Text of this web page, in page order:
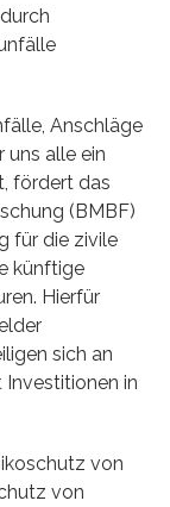
Anschläge
alle ein
fördert das
(BMBF)
für die zivile
künftige
Hierfür
sich an
in
von
von